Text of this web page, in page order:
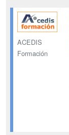
ACEDIS
Formación